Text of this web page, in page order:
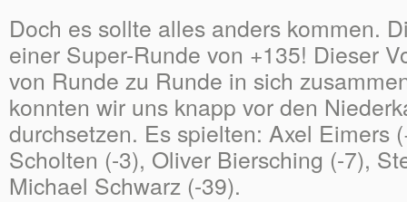
Doch es sollte alles anders kommen.
einer Super-Runde von +135! Dieser
von Runde zu Runde in sich
konnten wir uns knapp vor den
durchsetzen. Es spielten: Axel Eimers
Scholten (-3), Oliver Biersching (-7),
Michael Schwarz (-39).